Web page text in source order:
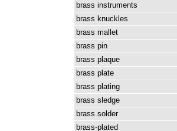
brass instruments
brass knuckles
brass mallet
brass pin
brass plaque
brass plate
brass plating
brass sledge
brass solder
brass-plated